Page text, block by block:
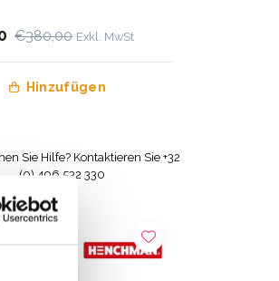
€380,00 Exkl. MwSt
Hinzufügen
Sie Hilfe? Kontaktieren Sie +32
(0) 496 532 330